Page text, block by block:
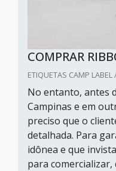
COMPRAR
ETIQUETAS CAMP
No entanto, antes
Campinas e em
preciso que o
detalhada. Para
idônea e que
para